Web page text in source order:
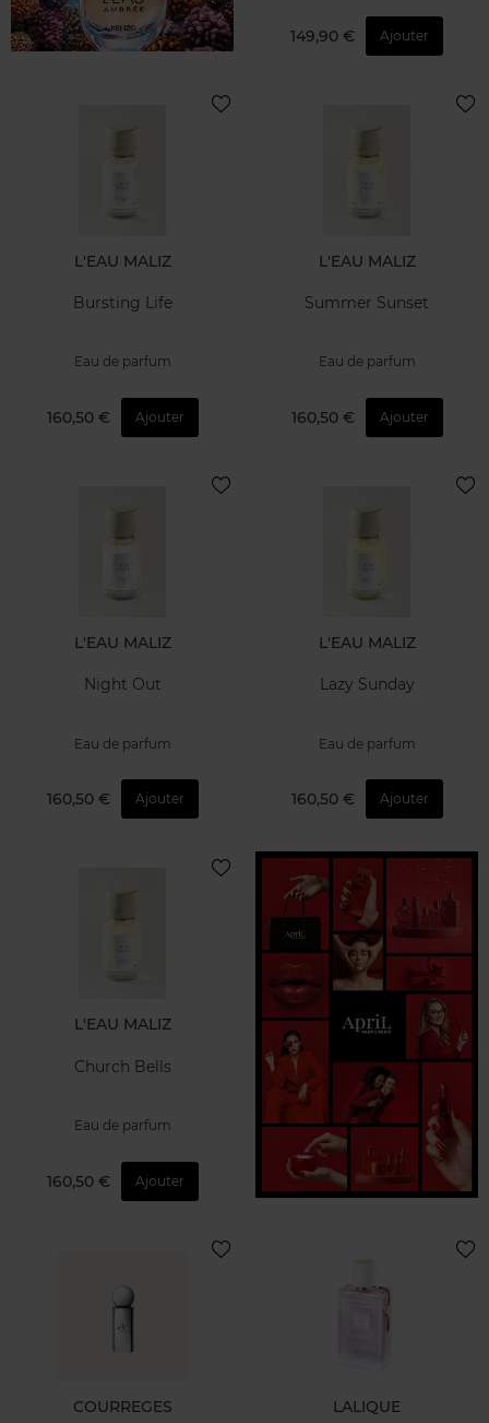
149,90 € Ajouter
L'EAU MALIZ
Bursting Life
Eau de parfum
160,50 € Ajouter
L'EAU MALIZ
Summer Sunset
Eau de parfum
160,50 € Ajouter
L'EAU MALIZ
Night Out
Eau de parfum
160,50 € Ajouter
L'EAU MALIZ
Lazy Sunday
Eau de parfum
160,50 € Ajouter
L'EAU MALIZ
Church Bells
Eau de parfum
160,50 € Ajouter
COURREGES LALIQUE